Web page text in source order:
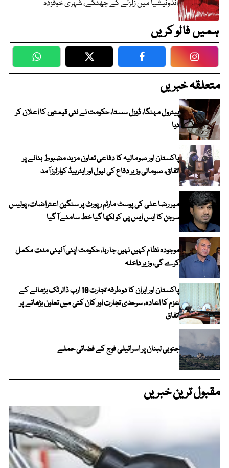
انڈونیشیا میں زلزلے کے جھٹکے، شہری خوفزدہ
ہمیں فالو کریں
WhatsApp Twitter Facebook
متعلقہ خبریں
پیٹرول مہنگا، ڈیزل سستا، حکومت نے نئی قیمتوں کا اعلان کر
دیا
پاکستان اور صومالیہ کا دفاعی تعاون مزید مضبوط بنانے پر
اتفاق، صومالی وزیر دفاع کی نیول اور ایئرہیڈ کوارٹرز آمد
میر رضا علی کی پوسٹ مارٹم رپورٹ پر سنگین اعتراضات، پولیس
سرجن کا ایس ایس پی کو لکھا گیا خط سامنے آ گیا
موجودہ نظام کہیں نہیں جا رہا، حکومت اپنی آئینی مدت مکمل
کرے گی، وزیر داخلہ
پاکستان اور ایران کا دوطرفہ تجارت 10 ارب ڈالر تک بڑھانے کے
عزم کا اعادہ، سرحدی تجارت اور کان کنی میں تعاون بڑھانے پر
اتفاق
جنوبی لبنان پر اسرائیلی فوج کے فضائی حملے
مقبول ترین خبریں